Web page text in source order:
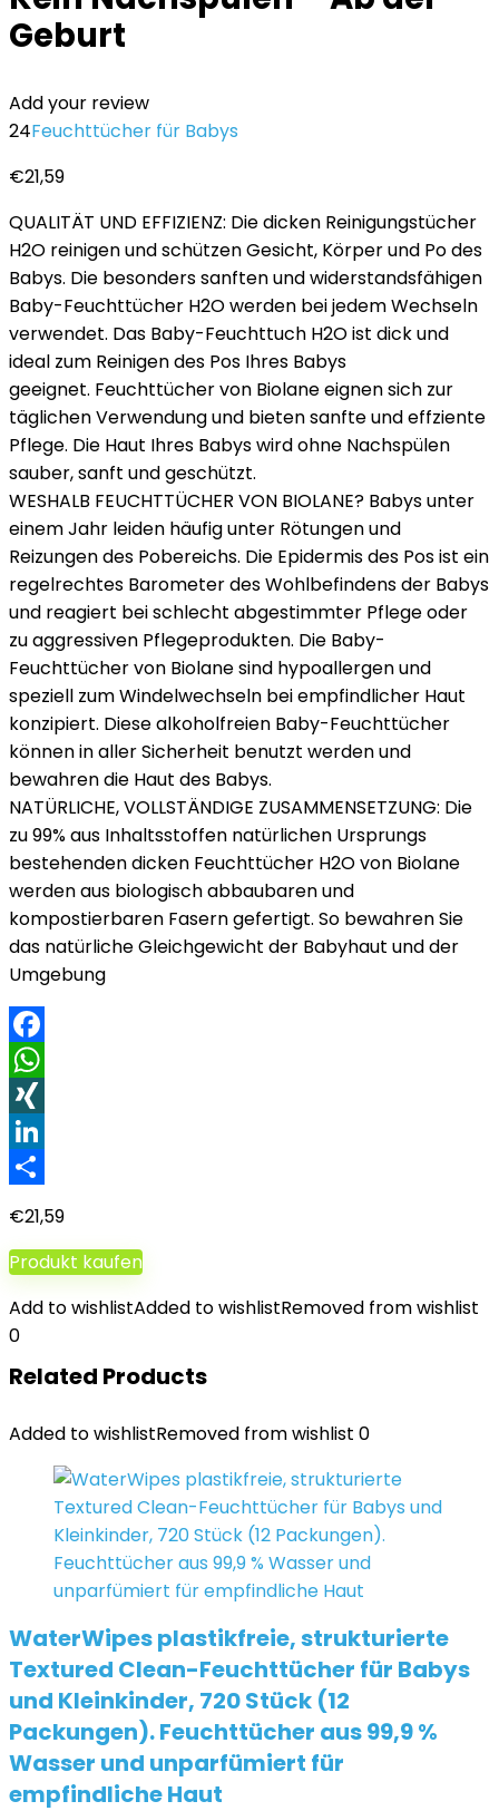
Geburt
Add your review
24Feuchttücher für Babys
€21,59
QUALITÄT UND EFFIZIENZ: Die dicken Reinigungstücher
H2O reinigen und schützen Gesicht, Körper und Po des
Babys. Die besonders sanften und widerstandsfähigen
Baby-Feuchttücher H2O werden bei jedem Wechseln
verwendet. Das Baby-Feuchttuch H2O ist dick und
ideal zum Reinigen des Pos Ihres Babys
geeignet. Feuchttücher von Biolane eignen sich zur
täglichen Verwendung und bieten sanfte und effziente
Pflege. Die Haut Ihres Babys wird ohne Nachspülen
sauber, sanft und geschützt.
WESHALB FEUCHTTÜCHER VON BIOLANE? Babys unter
einem Jahr leiden häufig unter Rötungen und
Reizungen des Pobereichs. Die Epidermis des Pos ist ein
regelrechtes Barometer des Wohlbefindens der Babys
und reagiert bei schlecht abgestimmter Pflege oder
zu aggressiven Pflegeprodukten. Die Baby-
Feuchttücher von Biolane sind hypoallergen und
speziell zum Windelwechseln bei empfindlicher Haut
konzipiert. Diese alkoholfreien Baby-Feuchttücher
können in aller Sicherheit benutzt werden und
bewahren die Haut des Babys.
NATÜRLICHE, VOLLSTÄNDIGE ZUSAMMENSETZUNG: Die
zu 99% aus Inhaltsstoffen natürlichen Ursprungs
bestehenden dicken Feuchttücher H2O von Biolane
werden aus biologisch abbaubaren und
kompostierbaren Fasern gefertigt. So bewahren Sie
das natürliche Gleichgewicht der Babyhaut und der
Umgebung
Facebook
WhatsApp
XING
LinkedIn
€21,59
Produkt kaufen
Add to wishlistAdded to wishlistRemoved from wishlist
0
Related Products
Added to wishlistRemoved from wishlist 0
WaterWipes plastikfreie, strukturierte
Textured Clean-Feuchttücher für Babys
und Kleinkinder, 720 Stück (12
Packungen). Feuchttücher aus 99,9 %
Wasser und unparfümiert für
empfindliche Haut